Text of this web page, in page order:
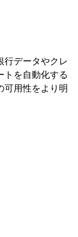
行データやクレ
トを自動化する
可用性をより明
ます）